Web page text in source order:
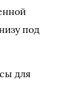
под
для